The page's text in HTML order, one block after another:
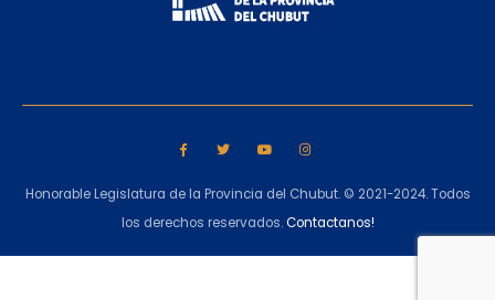
Honorable Legislatura de la Provincia del Chubut. © 2021-2024. Todos
los derechos reservados.Contactanos!